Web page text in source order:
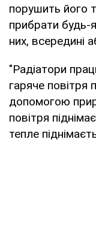
порушить його
прибрати будь-
них, всередині
"Радіатори
гаряче повітря
допомогою
повітря
тепле